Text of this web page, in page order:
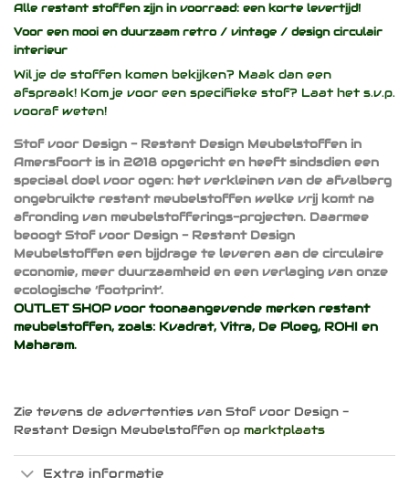
Alle restant stoffen zijn in voorraad: een korte levertijd!
Voor een mooi en duurzaam retro / vintage / design circulair
interieur
Wil je de stoffen komen bekijken? Maak dan een
afspraak! Kom je voor een specifieke stof? Laat het s.v.p.
vooraf weten!
Stof voor Design - Restant Design Meubelstoffen in
Amersfoort is in 2018 opgericht en heeft sindsdien een
speciaal doel voor ogen: het verkleinen van de afvalberg
ongebruikte restant meubelstoffen welke vrij komt na
afronding van meubelstofferings-projecten. Daarmee
beoogt Stof voor Design - Restant Design
Meubelstoffen een bijdrage te leveren aan de circulaire
economie, meer duurzaamheid en een verlaging van onze
ecologische ‘footprint’.
OUTLET SHOP voor toonaangevende merken restant
meubelstoffen, zoals: Kvadrat, Vitra, De Ploeg, ROHI en
Maharam.
Zie tevens de advertenties van Stof voor Design -
Restant Design Meubelstoffen op marktplaats
Extra informatie